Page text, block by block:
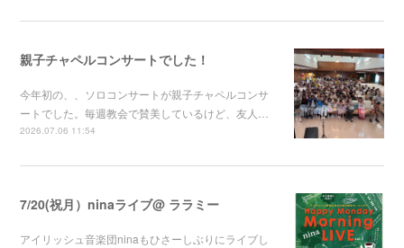
親子チャペルコンサートでした！
今年初の、、ソロコンサートが親子チャペルコンサ
ートでした。毎週教会で賛美しているけど、友人…
2026.07.06 11:54
7/20(祝月）ninaライブ@ ララミー
アイリッシュ音楽団ninaもひさーしぶりにライブし